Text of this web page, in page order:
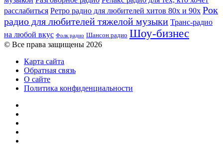
расслабиться Ретро радио для любителей хитов 80х и 90х Рок
радио для любителей тяжелой музыки Транс-радио
на любой вкус Фолк радио Шансон радио Шоу-бизнес
© Все права защищены 2026
Карта сайта
Обратная связь
О сайте
Политика конфиденциальности